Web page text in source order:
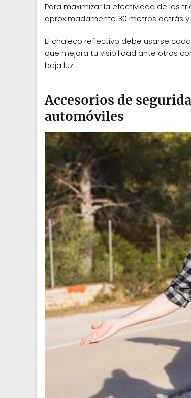
Para maximizar la efectividad de los
aproximadamente 30 metros detrás
El chaleco reflectivo debe usarse
que mejora tu visibilidad ante otros
baja luz.
Accesorios de
automóviles